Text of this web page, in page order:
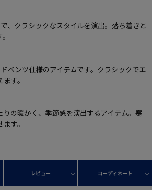
、クラシックなスタイルを演出。落ち着きと
ベンツ仕様のアイテムです。クラシックでエ
す。
りの暖かく、季節感を演出するアイテム。寒
す。
レビュー コーディネート